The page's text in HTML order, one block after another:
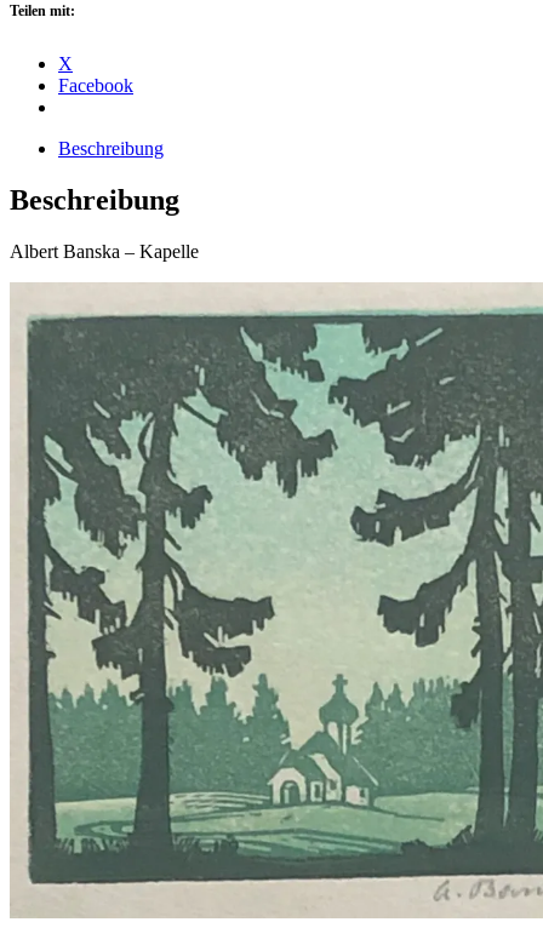
Teilen mit:
X
Facebook
Beschreibung
Beschreibung
Albert Banska – Kapelle